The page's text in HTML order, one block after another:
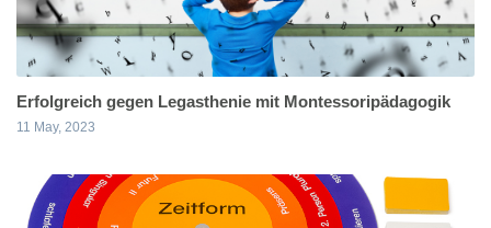
Erfolgreich gegen Legasthenie mit Montessoripädagogik
11 May, 2023